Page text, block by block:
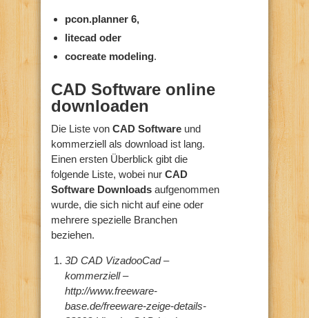
pcon.planner 6,
litecad oder
cocreate modeling.
CAD Software online
downloaden
Die Liste von CAD Software und
kommerziell als download ist lang.
Einen ersten Überblick gibt die
folgende Liste, wobei nur CAD
Software Downloads aufgenommen
wurde, die sich nicht auf eine oder
mehrere spezielle Branchen
beziehen.
3D CAD VizadooCad –
kommerziell –
http://www.freeware-
base.de/freeware-zeige-details-